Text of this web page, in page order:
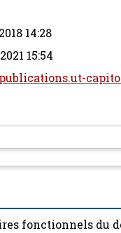
14:28
15:54
fonctionnels du